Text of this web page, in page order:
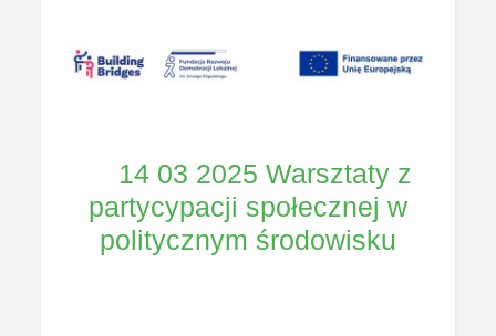
14 03 2025 Warsztaty z
partycypacji społecznej w
politycznym środowisku